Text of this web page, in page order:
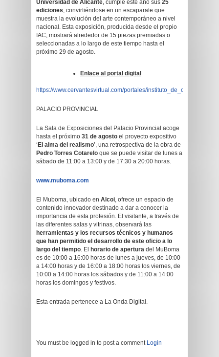
Universidad de Alicante, cumple este año sus 25
ediciones, convirtiéndose en un escaparate que
muestra la evolución del arte contemporáneo a nivel
nacional. Esta exposición, producida desde el propio
IAC, mostrará alrededor de 15 piezas premiadas o
seleccionadas a lo largo de este tiempo hasta el
próximo 29 de agosto.
Enlace al portal digital
https://www.cervantesvirtual.com/portales/
PALACIO PROVINCIAL
La Sala de Exposiciones del Palacio Provincial acoge
hasta el próximo 31 de agosto el proyecto expositivo
‘ El alma del realismo’, una retrospectiva de la obra de
Pedro Torres Cotarelo que se puede visitar de lunes a
sábado de 11:00 a 13:00 y de 17:30 a 20:00 horas.
www.muboma.com
El Muboma, ubicado en Alcoi, ofrece un espacio de
contenido innovador destinado a dar a conocer la
importancia de esta profesión. El visitante, a través de
las diferentes salas y vitrinas, observará las
herramientas y los recursos técnicos y humanos
que han permitido el desarrollo de este oficio a lo
largo del tiempo. El horario de apertura del MuBoma
es de 10:00 a 16:00 horas de lunes a jueves, de 10:00
a 14:00 horas y de 16:00 a 18:00 horas los viernes, de
10:00 a 14:00 horas los sábados y de 11:00 a 14:00
horas los domingos y festivos.
Esta entrada pertenece a La Onda Digital.
You must be logged in to post a comment Login